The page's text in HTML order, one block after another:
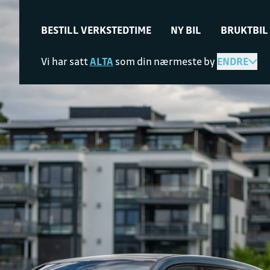
BESTILL VERKSTEDTIME NY BIL BRUKTBIL
Vi har sattALTA som din nærmeste byENDRE